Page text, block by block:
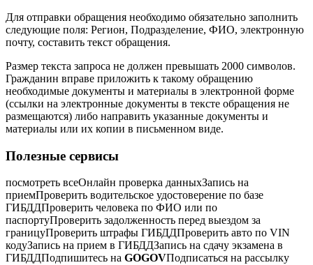
Для отправки обращения необходимо обязательно заполнить
следующие поля: Регион, Подразделение, ФИО, электронную
почту, составить текст обращения.
Размер текста запроса не должен превышать 2000 символов.
Гражданин вправе приложить к такому обращению
необходимые документы и материалы в электронной форме
(ссылки на электронные документы в тексте обращения не
размещаются) либо направить указанные документы и
материалы или их копии в письменном виде.
Полезные сервисы
посмотреть всеОнлайн проверка данныхЗапись на
приемПроверить водительское удостоверение по базе
ГИБДДПроверить человека по ФИО или по
паспортуПроверить задолженность перед выездом за
границуПроверить штрафы ГИБДДПроверить авто по VIN
кодуЗапись на прием в ГИБДДЗапись на сдачу экзамена в
ГИБДДПодпишитесь на GOGOVПодписаться на рассылку